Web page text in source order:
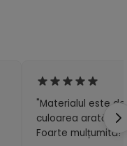
"Materialul este
culoarea arată
Foarte mulțumită!"